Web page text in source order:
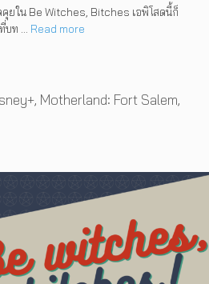
คุยใน Be Witches, Bitches เอพิโสดนี้ก็
บท … Read more
, Motherland: Fort Salem,